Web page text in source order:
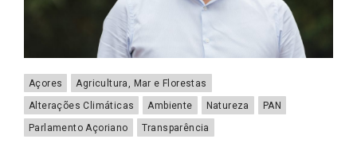
Açores
Agricultura, Mar e Florestas
Alterações Climáticas
Ambiente Natureza
PAN
Parlamento Açoriano
Transparência